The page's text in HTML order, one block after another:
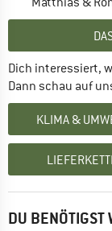
Dich interessiert,
Dann schau auf
KLIMA &
DU BENÖTIGST